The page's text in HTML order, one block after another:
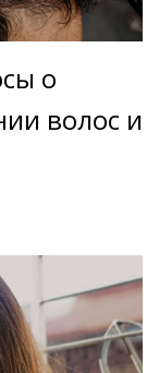
о
волос и